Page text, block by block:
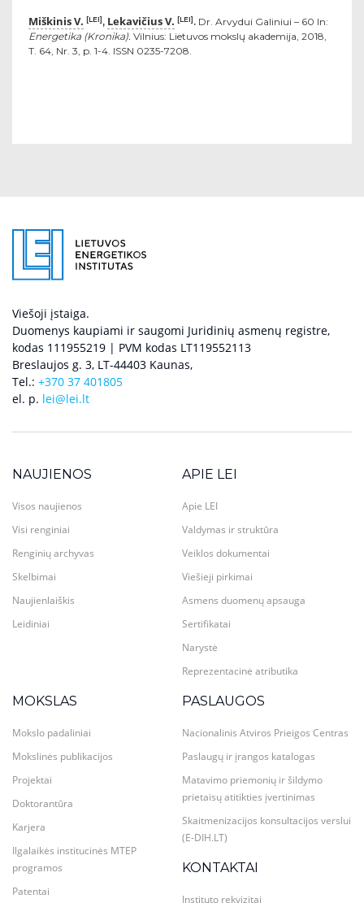
Miškinis V. [LEI], Lekavičius V. [LEI]. Dr. Arvydui Galiniui – 60 In:
Energetika (Kronika). Vilnius: Lietuvos mokslų akademija, 2018,
T. 64, Nr. 3, p. 1-4. ISSN 0235-7208.
Viešoji įstaiga.
Duomenys kaupiami ir saugomi Juridinių asmenų registre,
kodas 111955219 | PVM kodas LT119552113
Breslaujos g. 3, LT-44403 Kaunas,
Tel.: +370 37 401805
el. p. lei@lei.lt
NAUJIENOS
Visos naujienos
Visi renginiai
Renginių archyvas
Skelbimai
Naujienlaiškis
Leidiniai
APIE LEI
Apie LEI
Valdymas ir struktūra
Veiklos dokumentai
Viešieji pirkimai
Asmens duomenų apsauga
Sertifikatai
Narystė
Reprezentacinė atributika
MOKSLAS
Mokslo padaliniai
Mokslinės publikacijos
Projektai
Doktorantūra
Karjera
Ilgalaikės institucinės MTEP
programos
Patentai
PASLAUGOS
Nacionalinis Atviros Prieigos Centras
Paslaugų ir įrangos katalogas
Matavimo priemonių ir šildymo
prietaisų atitikties įvertinimas
Skaitmenizacijos konsultacijos verslui
(E-DIH.LT)
KONTAKTAI
Instituto rekvizitai